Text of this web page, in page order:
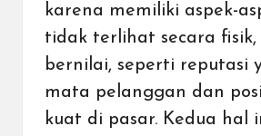
karena memiliki aspek-
tidak terlihat secara
bernilai, seperti reputasi
mata pelanggan dan
kuat di pasar. Kedua hal